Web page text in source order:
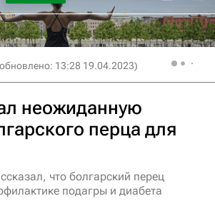
13:28 19.04.2023)
неожиданную
перца для
что болгарский перец
подагры и диабета